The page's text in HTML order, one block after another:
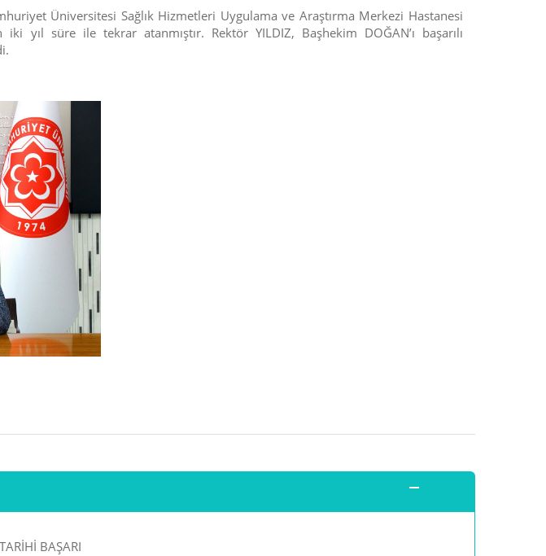
Üniversitesi Sağlık Hizmetleri Uygulama ve Araştırma Merkezi Hastanesi
süre ile tekrar atanmıştır. Rektör YILDIZ, Başhekim DOĞAN’ı başarılı
BAŞARI